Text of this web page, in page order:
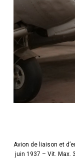
Avion de liaison et
juin 1937 – Vit. Max.